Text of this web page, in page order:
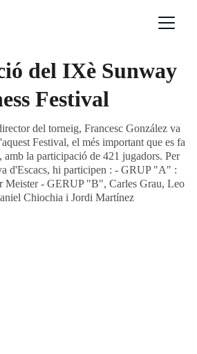
del IXè Sunway
Festival
del torneig, Francesc González va
Festival, el més important que es fa
amb la participació de 421 jugadors. Per
d'Escacs, hi participen : - GRUP "A" :
Meister - GERUP "B", Carles Grau, Leo
Chiochia i Jordi Martínez